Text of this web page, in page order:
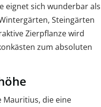
eignet sich wunderbar als
Steingärten
Zierpflanze wird
zum absoluten
Mauritius, die eine